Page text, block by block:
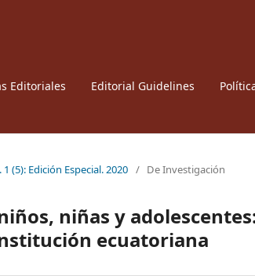
Editoriales Editorial Guidelines
(5): Edición Especial. 2020 / De Investigación
niñas y
ecuatoriana